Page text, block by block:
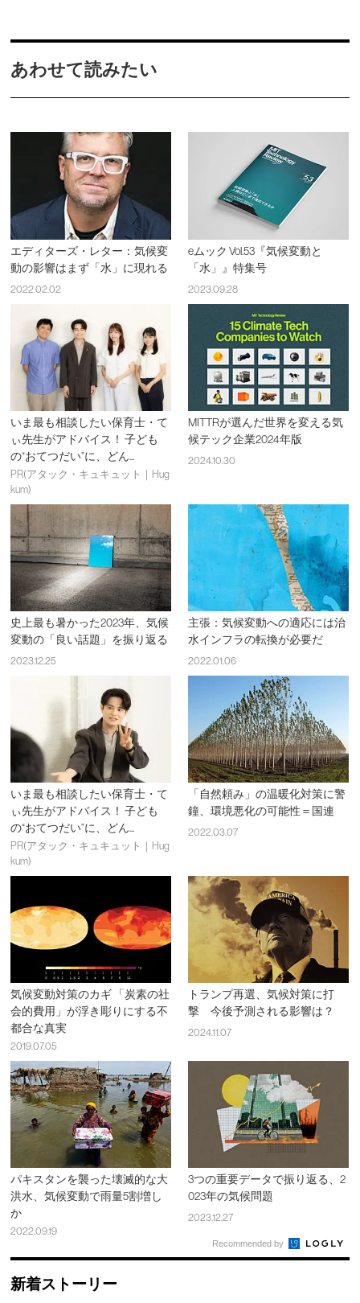
あわせて読みたい
エディターズ・レター：気候変
動の影響はまず「水」に現れる
2022.02.02
eムック Vol.53『気候変動と
「水」』特集号
2023.09.28
いま最も相談したい保育士・て
ぃ先生がアドバイス！ 子ども
の“おてつだい”に、どん...
PR(アタック・キュキュット｜Hug
kum)
MITTRが選んだ世界を変える気
候テック企業2024年版
2024.10.30
史上最も暑かった2023年、気候
変動の「良い話題」を振り返る
2023.12.25
主張：気候変動への適応には治
水インフラの転換が必要だ
2022.01.06
いま最も相談したい保育士・て
ぃ先生がアドバイス！ 子ども
の“おてつだい”に、どん...
PR(アタック・キュキュット｜Hug
kum)
「自然頼み」の温暖化対策に警
鐘、環境悪化の可能性＝国連
2022.03.07
気候変動対策のカギ 「炭素の社
会的費用」が浮き彫りにする不
都合な真実
2019.07.05
トランプ再選、気候対策に打
撃 今後予測される影響は？
2024.11.07
パキスタンを襲った壊滅的な大
洪水、気候変動で雨量5割増し
か
2022.09.19
3つの重要データで振り返る、2
023年の気候問題
2023.12.27
Recommended by
新着ストーリー